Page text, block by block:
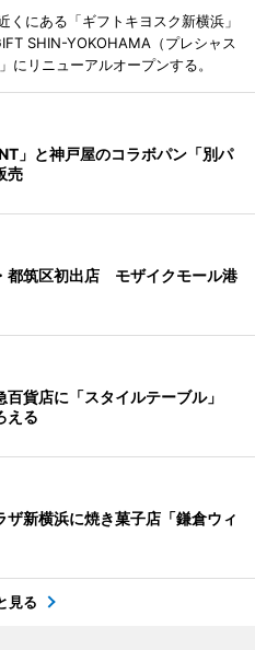
にある「ギフトキヨスク新横浜」
SHIN-YOKOHAMA（プレシャス
にリニューアルオープンする。
」と神戸屋のコラボパン「別パ
売
都筑区初出店 モザイクモール港
百貨店に「スタイルテーブル」
える
ザ新横浜に焼き菓子店「鎌倉ウィ
見る